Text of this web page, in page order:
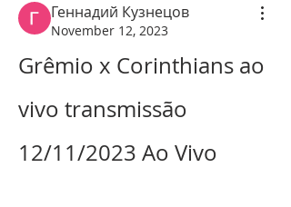
Геннадий Кузнецов
November 12, 2023
Grêmio x Corinthians ao
vivo transmissão
12/11/2023 Ao Vivo